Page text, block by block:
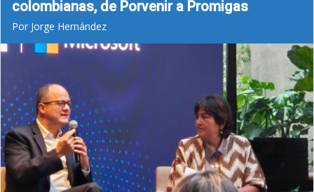
colombianas, de Porvenir a Promigas
Por Jorge Hernández